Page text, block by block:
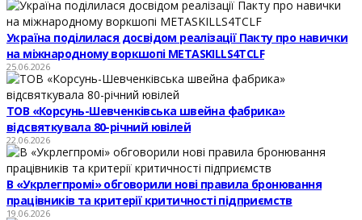
Україна поділилася досвідом реалізації Пакту про навички
на міжнародному воркшопі METASKILLS4TCLF
25.06.2026
ТОВ «Корсунь-Шевченківська швейна фабрика»
відсвяткувала 80-річний ювілей
22.06.2026
В «Укрлегпромі» обговорили нові правила бронювання
працівників та критерії критичності підприємств
19.06.2026